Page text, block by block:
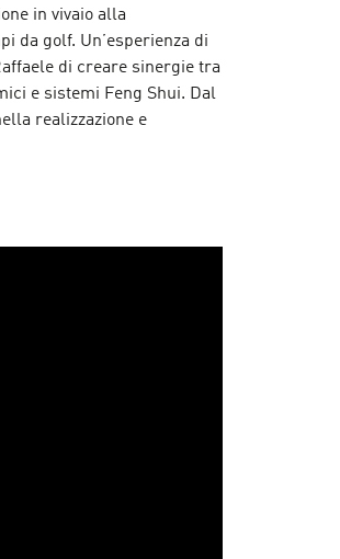
in vivaio alla
da golf. Un’esperienza di
di creare sinergie tra
e sistemi Feng Shui. Dal
realizzazione e